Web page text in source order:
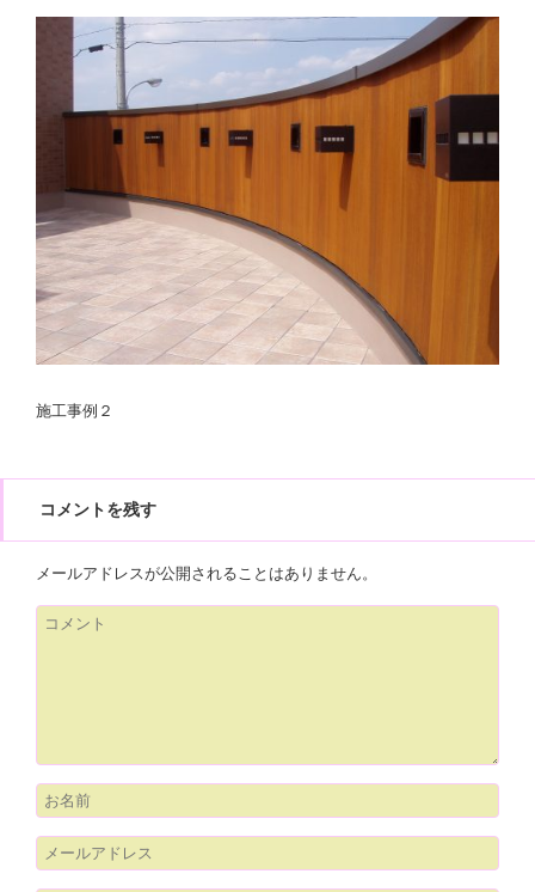
施工事例２
コメントを残す
メールアドレスが公開されることはありません。